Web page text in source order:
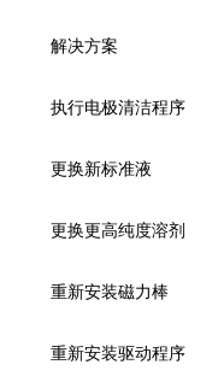
解决方案
执行电极清洁程序
更换新标准液
更换更高纯度溶剂
重新安装磁力棒
重新安装驱动程序